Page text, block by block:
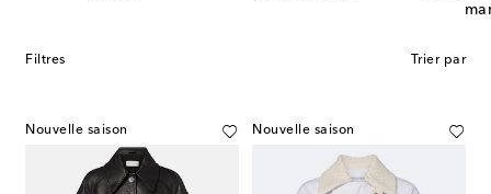
Filtres Trier par
Nouvelle saison Nouvelle saison